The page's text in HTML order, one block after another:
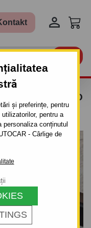
și preferințe, pentru
pentru a
conținutul
- Cârlige de

DAEWOO
PÂNĂ 1997